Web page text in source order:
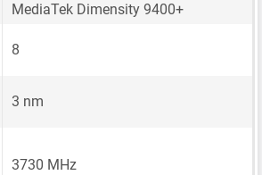
MediaTek Dimensity 9400+
8
3 nm
3730 MHz